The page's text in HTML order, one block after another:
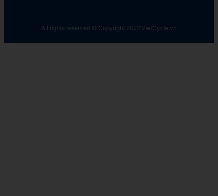
All rights reserved © Copyright 2022 VietCycle.vn